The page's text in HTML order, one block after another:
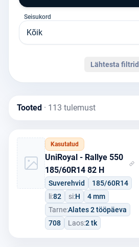
Seisukord
Kõik
Lähtesta filtrid
Tooted · 113 tulemust
Kasutatud
UniRoyal - Rallye 550
185/60R14 82 H
Suverehvid
185/60R14
li:82 si:H
4 mm
Tarne:Alates 2 tööpäeva
708
Laos:2 tk